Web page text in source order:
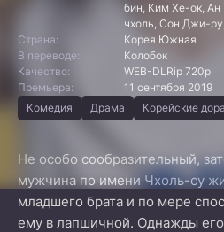
бин, Ким Хе-ок,
чхоль, Сон Джи-
Страна:
Корея Южная
В переводе:
Колобок
Качество:
WEB-DLRip 720p
Премьера:
11 сентября 2019
Комедия
Драма Корейские
Не особо сообразительный,
мужчина по имени Чхоль-су
младшего брата и по мере
ему в лапшичной. Однажды